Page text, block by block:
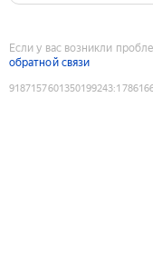
Если у вас возникли
обратной связи
9187157601350199243: